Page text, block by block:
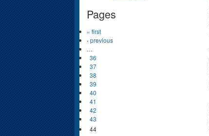
Pages
« first
‹ previous
…
36
37
38
39
40
41
42
43
44